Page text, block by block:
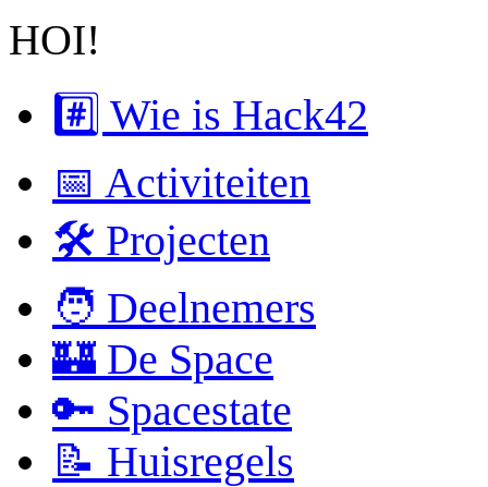
HOI!
#️⃣ Wie is Hack42
📅 Activiteiten
🛠 Projecten
🧑 Deelnemers
🏰 De Space
🔑 Spacestate
📝 Huisregels